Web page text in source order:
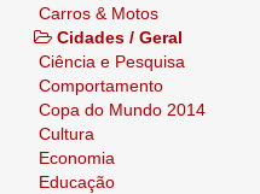
Carros & Motos
Cidades / Geral
Ciência e Pesquisa
Comportamento
Copa do Mundo 2014
Cultura
Economia
Educação